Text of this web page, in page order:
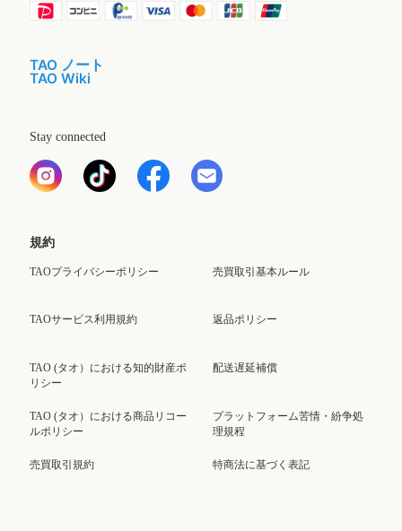
TAO ノート
TAO Wiki
Stay connected
規約
TAOプライバシーポリシー
TAOサービス利用規約
TAO (タオ）における知的財産ポ
リシー
TAO (タオ）における商品リコー
ルポリシー
売買取引規約
売買取引基本ルール
返品ポリシー
配送遅延補償
プラットフォーム苦情・紛争処
理規程
特商法に基づく表記